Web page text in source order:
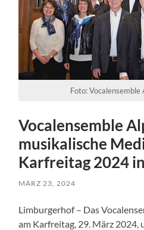
Foto: Vocalensemble
Vocalensemble
musikalische
Karfreitag 2024
MÄRZ 23, 2024
Limburgerhof – Das
am Karfreitag, 29. März 2024,